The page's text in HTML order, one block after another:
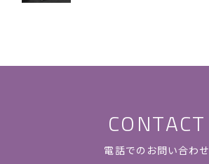
CONTACT
電話でのお問い合わせ